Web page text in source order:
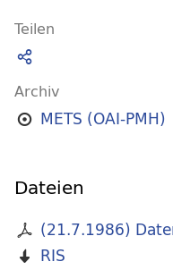
Teilen
Archiv
METS (OAI-PMH)
Dateien
(21.7.1986)
RIS